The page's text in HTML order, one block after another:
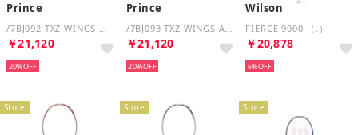
Prince
￥21,120
20%
Prince
￥21,120
20%
Wilson
FIERCE 9000 （.）
￥20,878
6%
Store Store Store